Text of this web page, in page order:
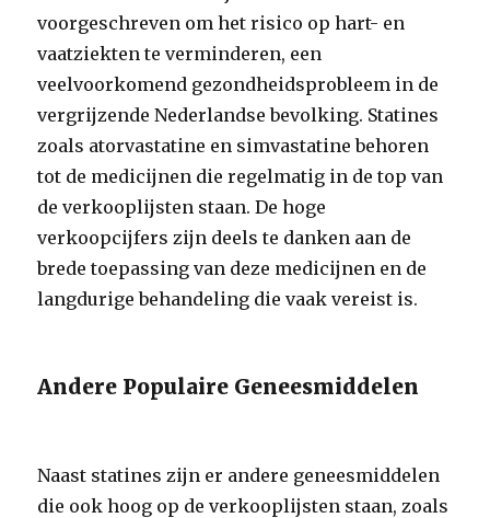
voorgeschreven om het risico op hart- en
vaatziekten te verminderen, een
veelvoorkomend gezondheidsprobleem in de
vergrijzende Nederlandse bevolking. Statines
zoals atorvastatine en simvastatine behoren
tot de medicijnen die regelmatig in de top van
de verkooplijsten staan. De hoge
verkoopcijfers zijn deels te danken aan de
brede toepassing van deze medicijnen en de
langdurige behandeling die vaak vereist is.
Andere Populaire Geneesmiddelen
Naast statines zijn er andere geneesmiddelen
die ook hoog op de verkooplijsten staan, zoals